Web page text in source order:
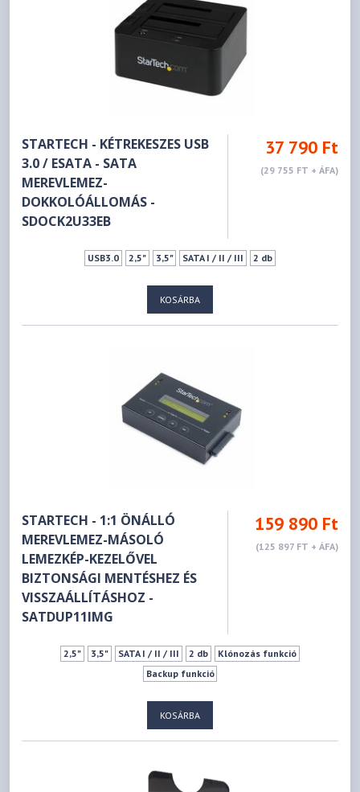
STARTECH - KÉTREKESZES USB
3.0 / ESATA - SATA
MEREVLEMEZ-
DOKKOLÓÁLLOMÁS -
SDOCK2U33EB
37 790 Ft
(29 755 FT + ÁFA)
USB3.0 2,5" 3,5" SATA I / II / III 2 db
KOSÁRBA
STARTECH - 1:1 ÖNÁLLÓ
MEREVLEMEZ-MÁSOLÓ
LEMEZKÉP-KEZELŐVEL
BIZTONSÁGI MENTÉSHEZ ÉS
VISSZAÁLLÍTÁSHOZ -
SATDUP11IMG
159 890 Ft
(125 897 FT + ÁFA)
2,5" 3,5" SATA I / II / III 2 db
Klónozás funkció
Backup funkció
KOSÁRBA